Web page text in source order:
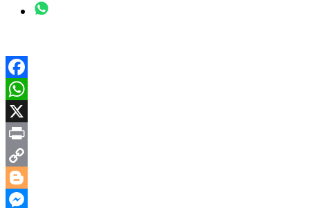
Facebook
WhatsApp
X
Print
Copy
Link
Blogger